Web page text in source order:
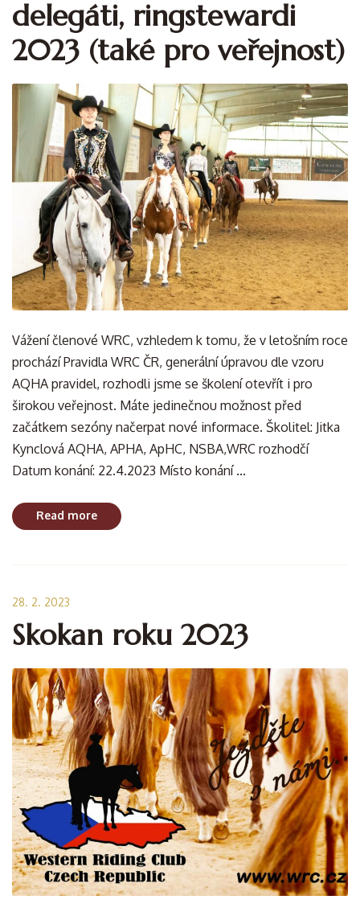
delegáti, ringstewardi
2023 (také pro veřejnost)
Vážení členové WRC, vzhledem k tomu, že v letošním roce
prochází Pravidla WRC ČR, generální úpravou dle vzoru
AQHA pravidel, rozhodli jsme se školení otevřít i pro
širokou veřejnost. Máte jedinečnou možnost před
začátkem sezóny načerpat nové informace. Školitel: Jitka
Kynclová AQHA, APHA, ApHC, NSBA,WRC rozhodčí
Datum konání: 22.4.2023 Místo konání ...
Read more
28. 2. 2023
Skokan roku 2023